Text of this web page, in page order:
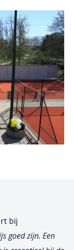
bij
goed zijn. Een